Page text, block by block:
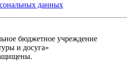
данных
бюджетное учреждение
и досуга»